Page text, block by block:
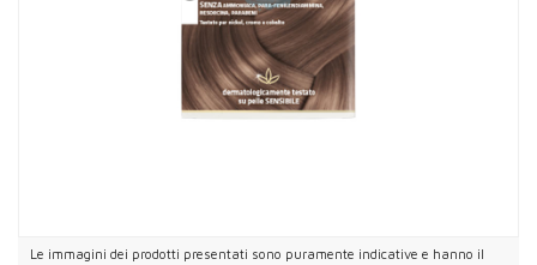
Le immagini dei prodotti presentati sono puramente indicative e hanno il